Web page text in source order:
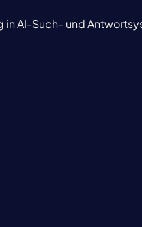
AI-Such- und